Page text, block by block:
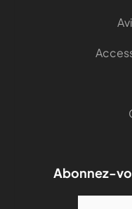
Abonnez-